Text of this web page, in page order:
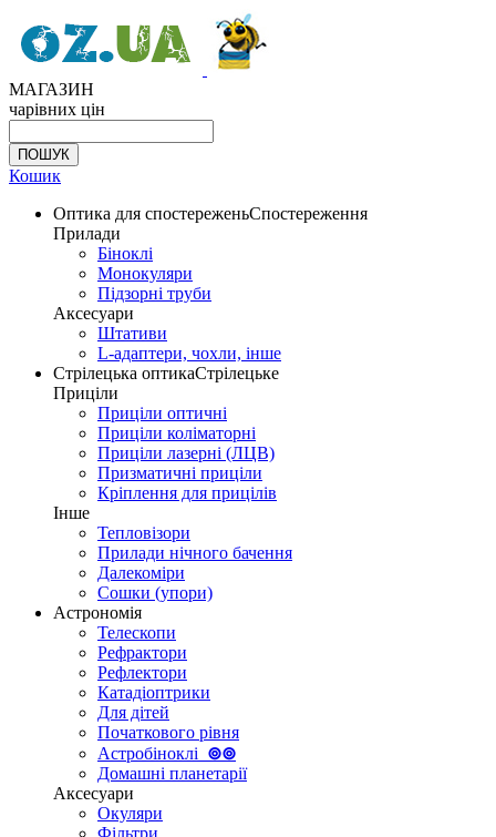
МАГАЗИН
чарівних цін
Кошик
Оптика для спостереженьСпостереження
Прилади
Біноклі
Монокуляри
Підзорні труби
Аксесуари
Штативи
L-адаптери, чохли, інше
Стрілецька оптикаСтрілецьке
Приціли
Приціли оптичні
Приціли коліматорні
Приціли лазерні (ЛЦВ)
Призматичні приціли
Кріплення для прицілів
Інше
Тепловізори
Прилади нічного бачення
Далекоміри
Сошки (упори)
Астрономія
Телескопи
Рефрактори
Рефлектори
Катадіоптрики
Для дітей
Початкового рівня
Астробіноклі ⊚⊚
Домашні планетарії
Аксесуари
Окуляри
Фільтри